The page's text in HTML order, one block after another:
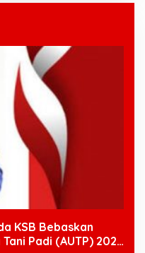
KSB Bebaskan
Padi (AUTP) 2026